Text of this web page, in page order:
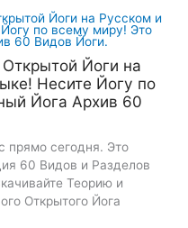
Йоги на
Несите Йогу по
Йога Архив 60
прямо сегодня. Это
60 Видов и Разделов
Теорию и
Открытого Йога